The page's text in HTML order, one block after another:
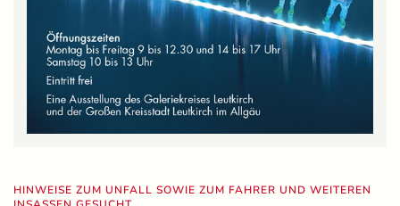
HINWEISE ZUM UNFALL SOWIE ZUM FAHRER UND WEITEREN